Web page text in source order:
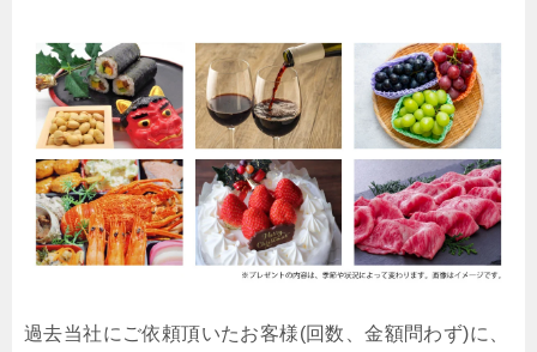
過去当社にご依頼頂いたお客様(回数、金額問わず)に、